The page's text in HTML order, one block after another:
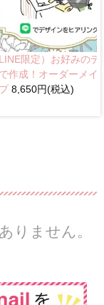
LINE限定）お好みのデ
作成！オーダーメイ
8,650円(税込)
りません。